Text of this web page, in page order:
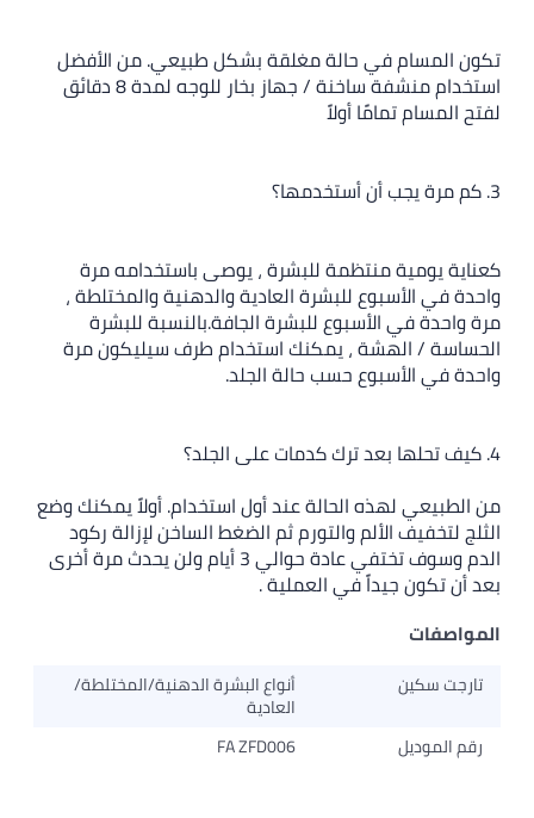
تكون المسام في حالة مغلقة بشكل طبيعي. من الأفضل
استخدام منشفة ساخنة / جهاز بخار للوجه لمدة 8 دقائق
لفتح المسام تمامًا أولاً
كعناية يومية منتظمة للبشرة ، يوصى باستخدامه مرة
واحدة في الأسبوع للبشرة العادية والدهنية والمختلطة ،
مرة واحدة في الأسبوع للبشرة الجافة.بالنسبة للبشرة
الحساسة / الهشة ، يمكنك استخدام طرف سيليكون مرة
واحدة في الأسبوع حسب حالة الجلد.
من الطبيعي لهذه الحالة عند أول استخدام. أولاً يمكنك وضع
الثلج لتخفيف الألم والتورم ثم الضغط الساخن لإزالة ركود
الدم وسوف تختفي عادة حوالي 3 أيام ولن يحدث مرة أخرى
بعد أن تكون جيداً في العملية .
المواصفات
تارجت سكين أنواع البشرة الدهنية/المختلطة/
العادية
رقم الموديل
FA ZFD006